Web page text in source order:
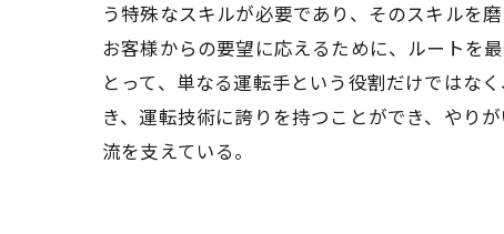
う特殊なスキルが必要であり、そのスキルを
お客様からの要望に応えるために、ルートを
とって、単なる運転手という役割だけではな
き、運転技術に誇りを持つことができ、やり
流を支えている。